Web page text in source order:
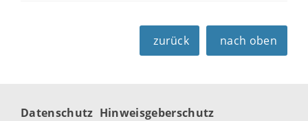
zurück nach oben
Datenschutz Hinweisgeberschutz